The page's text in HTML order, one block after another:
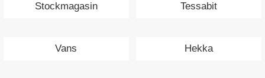
Stockmagasin Tessabit
Vans Hekka